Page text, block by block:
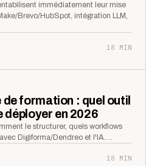
immédiatement leur mise
Brevo/HubSpot, intégration LLM,
18 MIN
formation : quel outil
déployer en 2026
le structurer, quels workflows
Digiforma/Dendreo et l'IA.…
18 MIN